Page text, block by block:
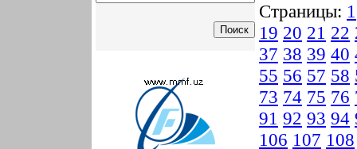
Страницы: 1
19 20 21 22
37 38 39 40
55 56 57 58
73 74 75 76
91 92 93 94
106 107 108